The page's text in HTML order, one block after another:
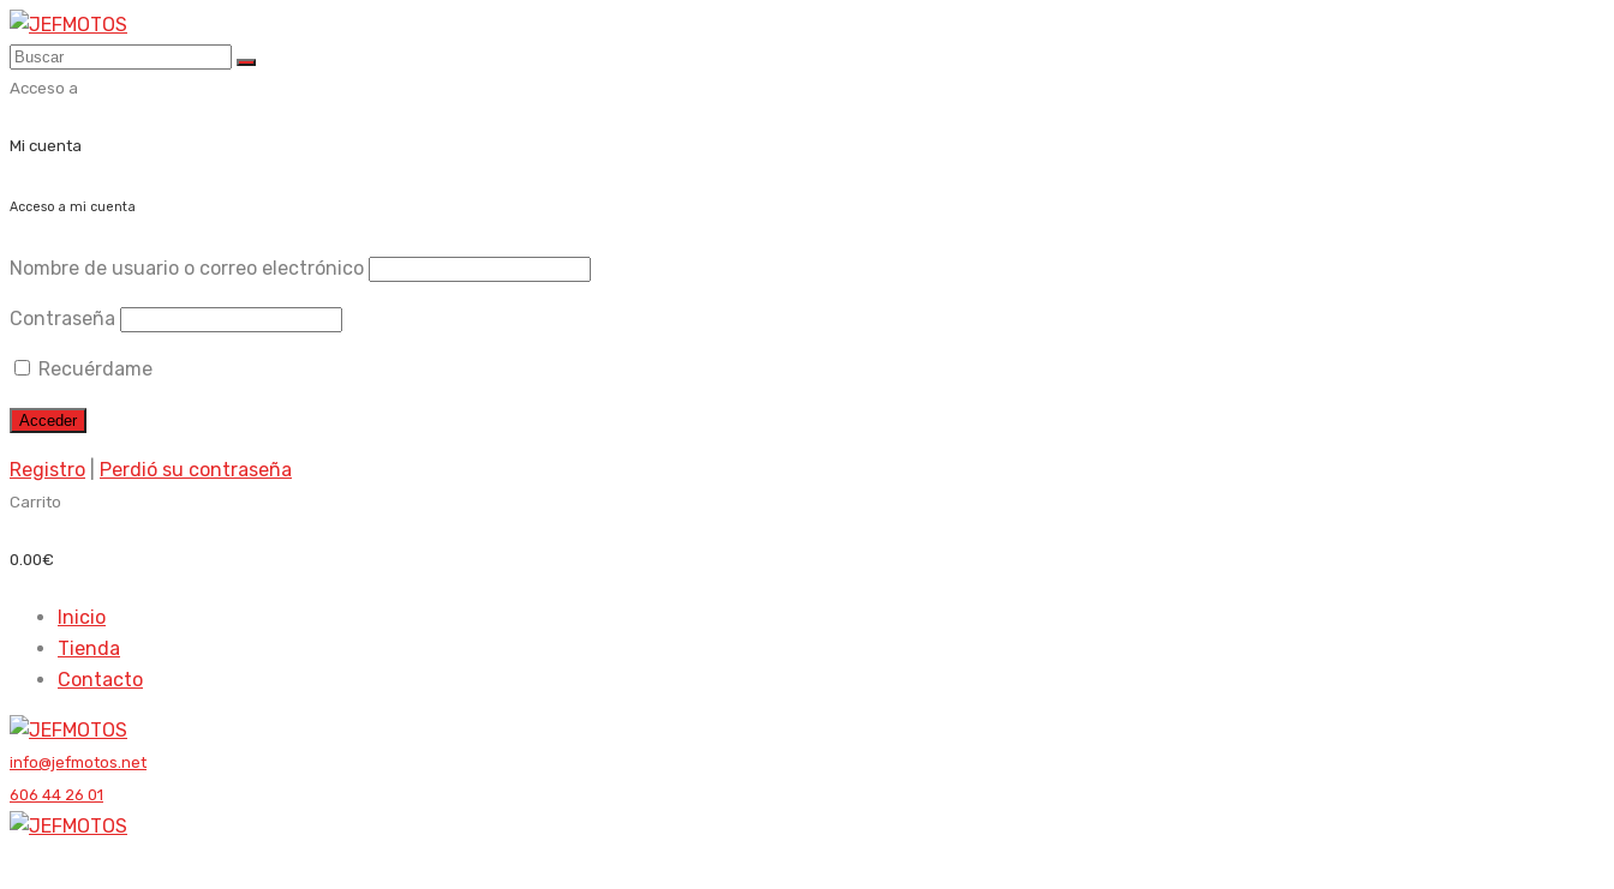
Skip
to
content
Acceso a
Mi cuenta
Acceso a mi cuenta
Nombre de usuario o correo electrónico
Contraseña
Recuérdame
Registro Perdió su contraseña
Carrito
0.00€
Inicio
Tienda
Contacto
info@jefmotos.net
606 44 26 01